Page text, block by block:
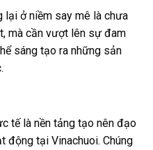
lại ở niềm say mê là chưa
mà cần vượt lên sự đam
sáng tạo ra những sản
tế là nền tảng tạo nên đạo
động tại Vinachuoi. Chúng